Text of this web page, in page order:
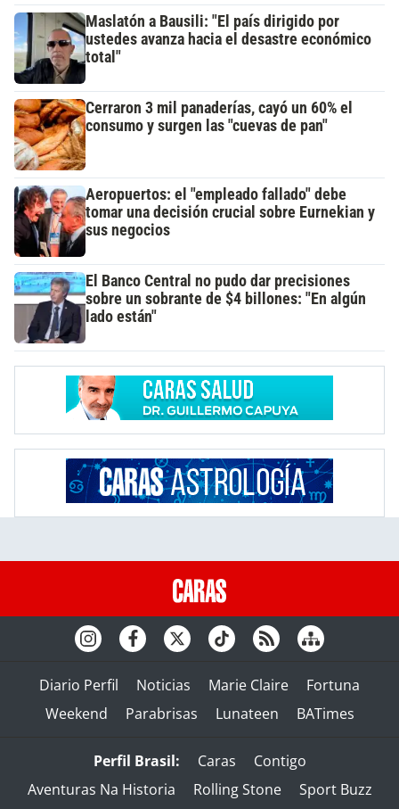
Maslatón a Bausili: "El país dirigido por
ustedes avanza hacia el desastre económico
total"
Cerraron 3 mil panaderías, cayó un 60% el
consumo y surgen las "cuevas de pan"
Aeropuertos: el "empleado fallado" debe
tomar una decisión crucial sobre Eurnekian y
sus negocios
El Banco Central no pudo dar precisiones
sobre un sobrante de $4 billones: "En algún
lado están"
Diario Perfil Noticias Marie Claire
Fortuna
Weekend
Parabrisas Lunateen BATimes
Perfil Brasil: Caras
Contigo
Aventuras Na Historia
Rolling Stone
Sport Buzz